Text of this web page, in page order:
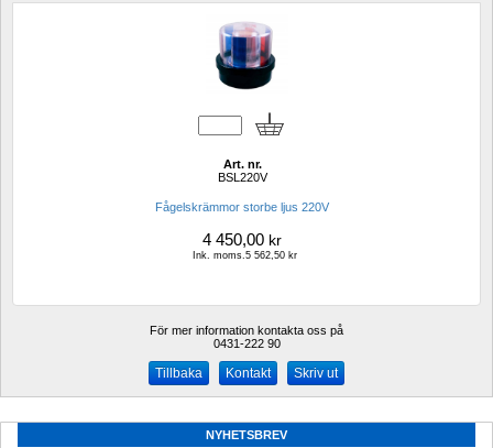
Art. nr.
BSL220V
Fågelskrämmor storbe ljus 220V
4 450,00 kr
Ink. moms.5 562,50 kr
För mer information kontakta oss på
0431-222 90
Kontakt Skriv ut
NYHETSBREV